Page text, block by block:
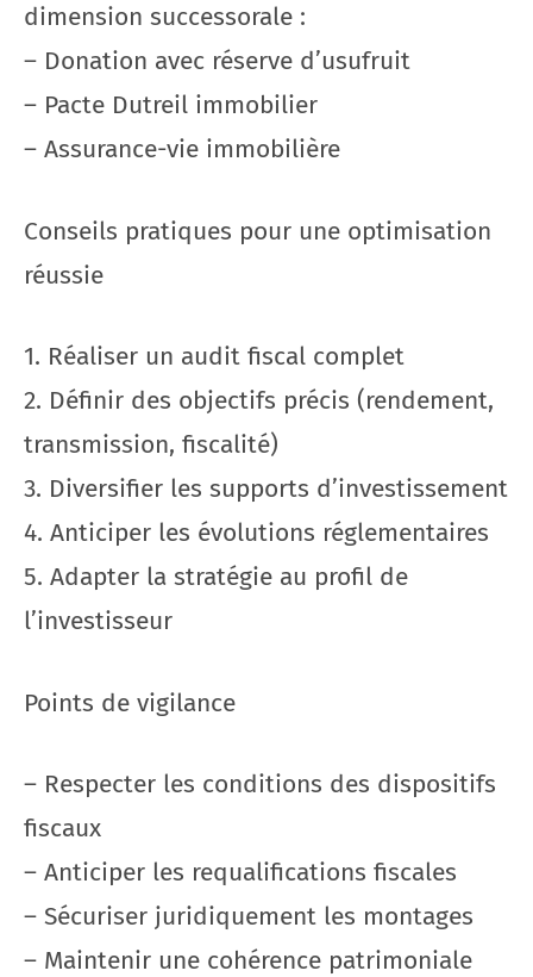
dimension successorale :
– Donation avec réserve d’usufruit
– Pacte Dutreil immobilier
– Assurance-vie immobilière
Conseils pratiques pour une optimisation
réussie
1. Réaliser un audit fiscal complet
2. Définir des objectifs précis (rendement,
transmission, fiscalité)
3. Diversifier les supports d’investissement
4. Anticiper les évolutions réglementaires
5. Adapter la stratégie au profil de
l’investisseur
Points de vigilance
– Respecter les conditions des dispositifs
fiscaux
– Anticiper les requalifications fiscales
– Sécuriser juridiquement les montages
– Maintenir une cohérence patrimoniale